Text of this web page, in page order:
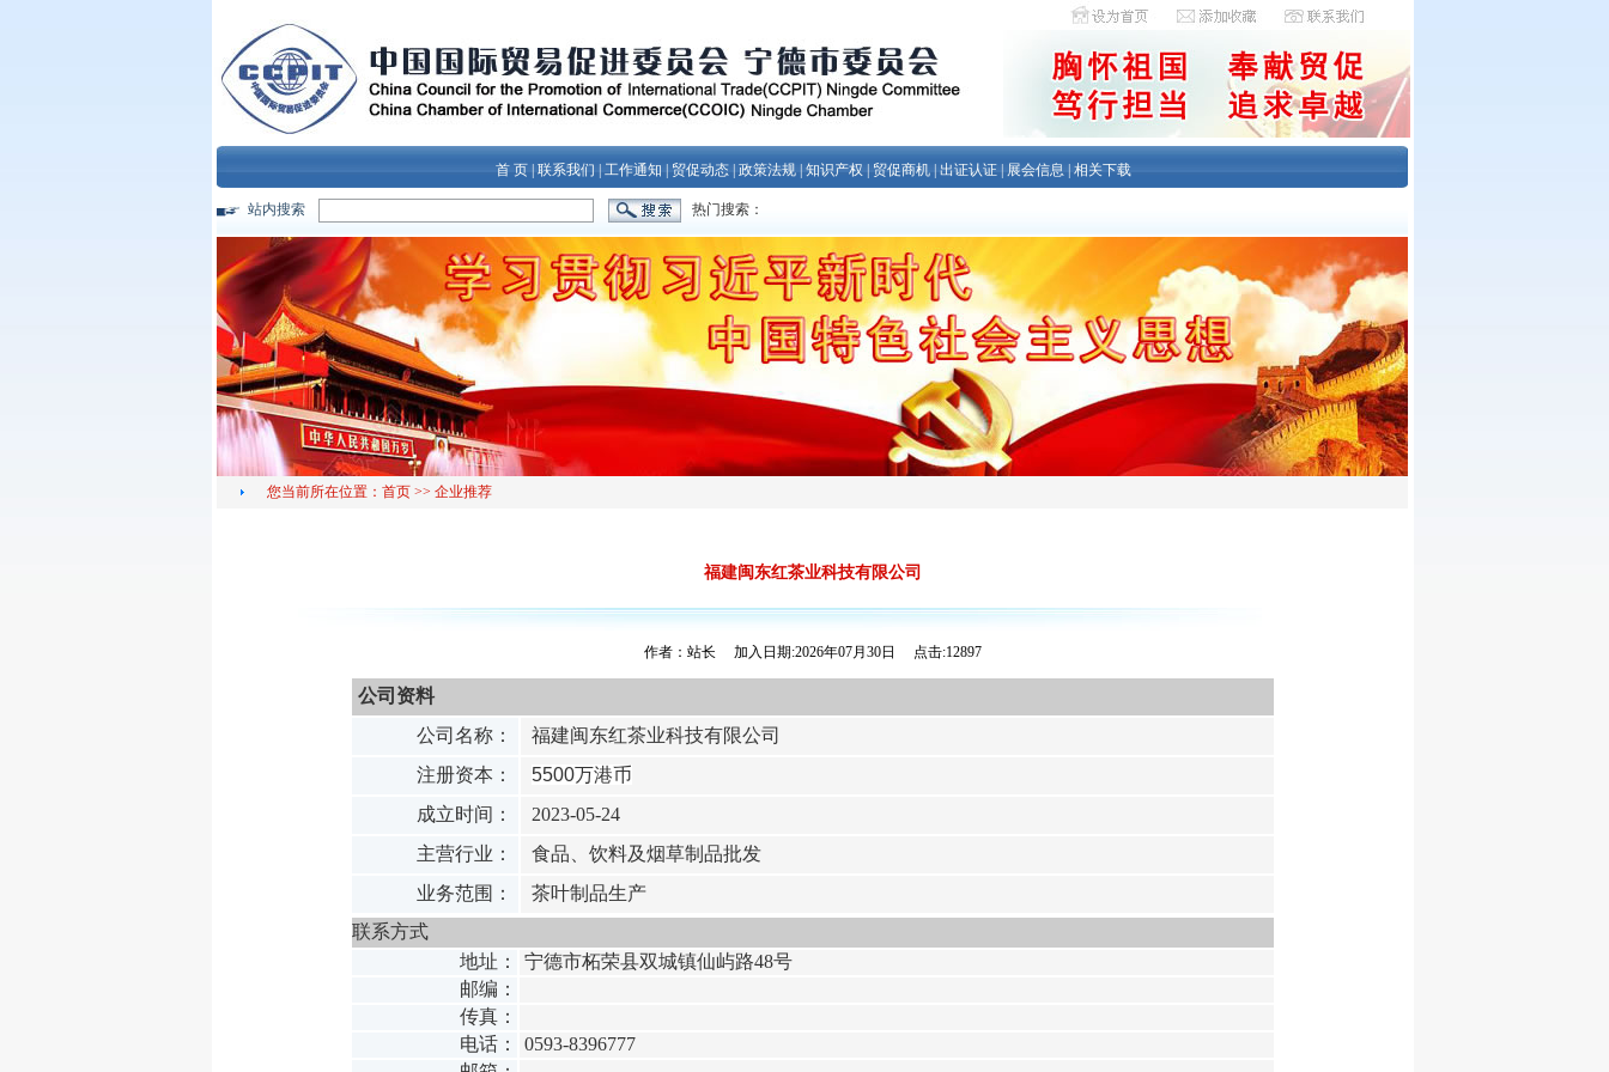
首 页| 联系我们 工作通知 贸促动态| 政策法规| 知识产权 贸促商机| 出证认证| 展会信息 相关下载
站内搜索 热门搜索：
您当前所在位置： 首页 >> 企业推荐
福建闽东红茶业科技有限公司
作者：站长 加入日期:2026年07月30日 点击:12897
公司资料
公司名称：
福建闽东红茶业科技有限公司
注册资本：
5500万港币
成立时间：
2023-05-24
主营行业：
食品、饮料及烟草制品批发
业务范围：
茶叶制品生产
联系方式
地址：
宁德市柘荣县双城镇仙屿路48号
邮编：
传真：
电话：
0593-8396777